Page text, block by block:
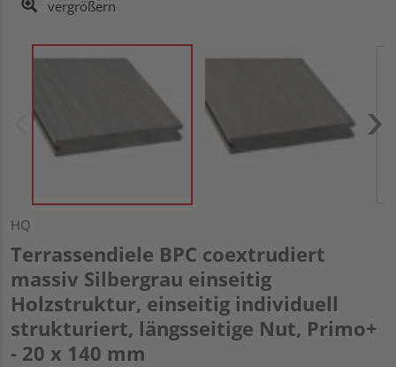
vergrößern
HQ
Terrassendiele BPC coextrudiert
massiv Silbergrau einseitig
Holzstruktur, einseitig individuell
strukturiert, längsseitige Nut, Primo+
- 20 x 140 mm